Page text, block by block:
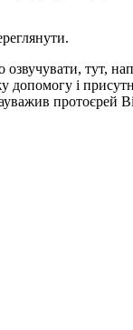
тут,
і
протоєрей